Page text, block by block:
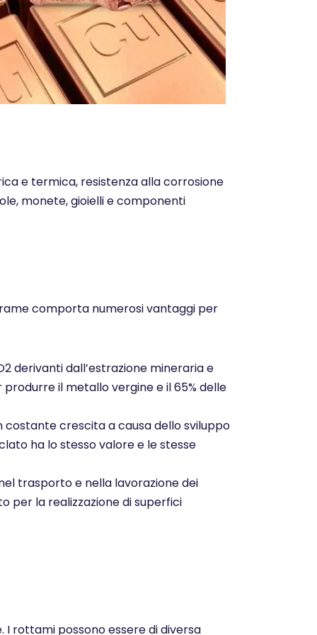
e termica, resistenza alla corrosione
monete, gioielli e componenti
comporta numerosi vantaggi per
derivanti dall’estrazione mineraria e
il metallo vergine e il 65% delle
costante crescita a causa dello sviluppo
ha lo stesso valore e le stesse
trasporto e nella lavorazione dei
per la realizzazione di superfici
rottami possono essere di diversa